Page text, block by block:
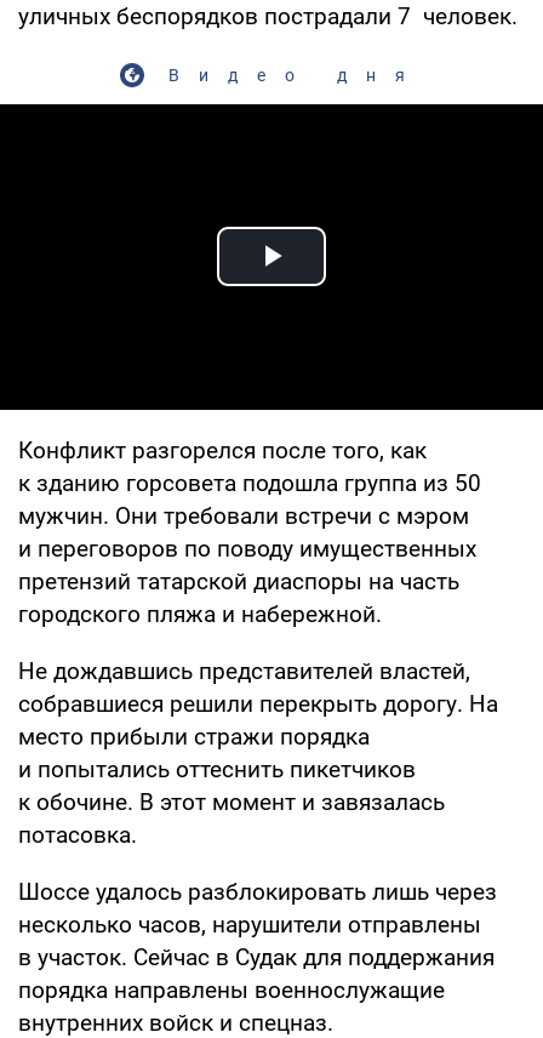
уличных беспорядков пострадали 7 человек.
Видео дня
Play Video
Конфликт разгорелся после того, как
к зданию горсовета подошла группа из 50
мужчин. Они требовали встречи с мэром
и переговоров по поводу имущественных
претензий татарской диаспоры на часть
городского пляжа и набережной.
Не дождавшись представителей властей,
собравшиеся решили перекрыть дорогу. На
место прибыли стражи порядка
и попытались оттеснить пикетчиков
к обочине. В этот момент и завязалась
потасовка.
Шоссе удалось разблокировать лишь через
несколько часов, нарушители отправлены
в участок. Сейчас в Судак для поддержания
порядка направлены военнослужащие
внутренних войск и спецназ.